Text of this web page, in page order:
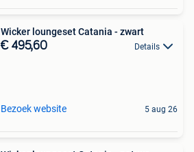
Wicker loungeset Catania - zwart
€ 495,60 Details
Bezoek website 5 aug 26